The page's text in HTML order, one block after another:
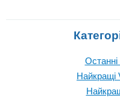
Останні
Найкращі